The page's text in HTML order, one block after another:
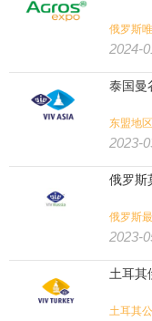
俄罗斯
2024-
泰国曼
东盟地
2023-
俄罗斯
俄罗斯
2023-
土耳其
土耳其